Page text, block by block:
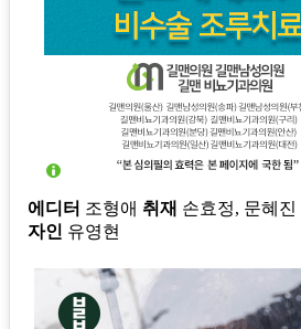
에디터 조형애 취재 손효정, 문혜진
자인 유영현